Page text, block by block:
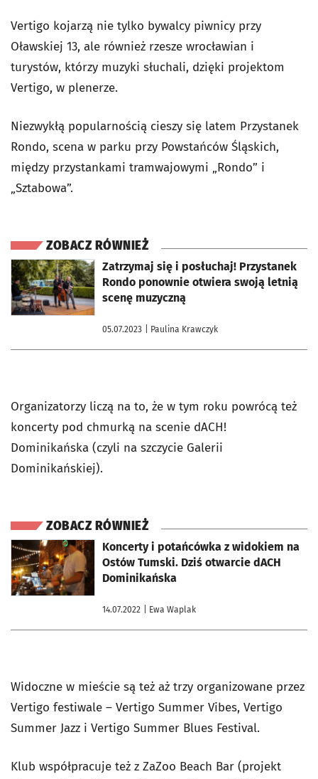
Vertigo kojarzą nie tylko bywalcy piwnicy przy
Oławskiej 13, ale również rzesze wrocławian i
turystów, którzy muzyki słuchali, dzięki projektom
Vertigo, w plenerze.
Niezwykłą popularnością cieszy się latem Przystanek
Rondo, scena w parku przy Powstańców Śląskich,
między przystankami tramwajowymi „Rondo” i
„Sztabowa”.
ZOBACZ RÓWNIEŻ
Zatrzymaj się i posłuchaj! Przystanek
Rondo ponownie otwiera swoją letnią
scenę muzyczną
05.07.2023 | Paulina Krawczyk
otworzy się w nowej karcie
Organizatorzy liczą na to, że w tym roku powrócą też
koncerty pod chmurką na scenie dACH!
Dominikańska (czyli na szczycie Galerii
Dominikańskiej).
ZOBACZ RÓWNIEŻ
Koncerty i potańcówka z widokiem na
Ostów Tumski. Dziś otwarcie dACH
Dominikańska
14.07.2022 | Ewa Waplak
otworzy się w nowej karcie
Widoczne w mieście są też aż trzy organizowane przez
Vertigo festiwale – Vertigo Summer Vibes, Vertigo
Summer Jazz i Vertigo Summer Blues Festival.
Klub współpracuje też z ZaZoo Beach Bar (projekt